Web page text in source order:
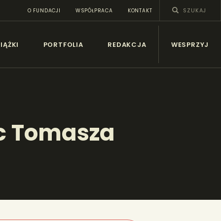
O FUNDACJI WSPÓŁPRACA KONTAKT
PORTFOLIA REDAKCJA WESPRZYJ